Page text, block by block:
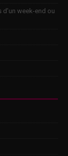
week-end ou